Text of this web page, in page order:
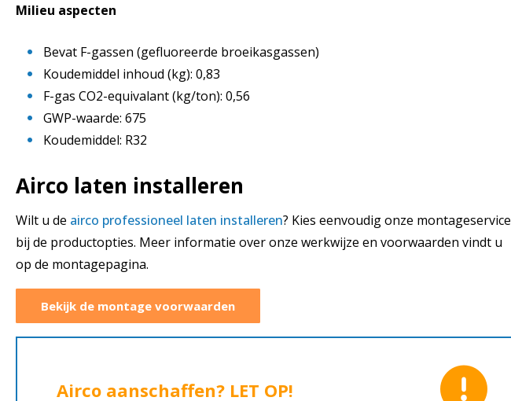
Milieu aspecten
Bevat F-gassen (gefluoreerde broeikasgassen)
Koudemiddel inhoud (kg): 0,83
F-gas CO2-equivalant (kg/ton): 0,56
GWP-waarde: 675
Koudemiddel: R32
Airco laten installeren
Wilt u de airco professioneel laten installeren? Kies eenvoudig onze montageservice
bij de productopties. Meer informatie over onze werkwijze en voorwaarden vindt u
op de montagepagina.
Bekijk de montage voorwaarden
Airco aanschaffen? LET OP!